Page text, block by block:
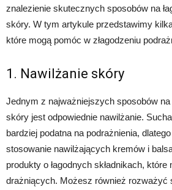
znalezienie skutecznych sposobów na
skóry. W tym artykule przedstawimy
które mogą pomóc w złagodzeniu
1. Nawilżanie skóry
Jednym z najważniejszych sposobów na
skóry jest odpowiednie nawilżanie.
bardziej podatna na podrażnienia,
stosowanie nawilżających kremów i
produkty o łagodnych składnikach,
drażniących. Możesz również rozważyć